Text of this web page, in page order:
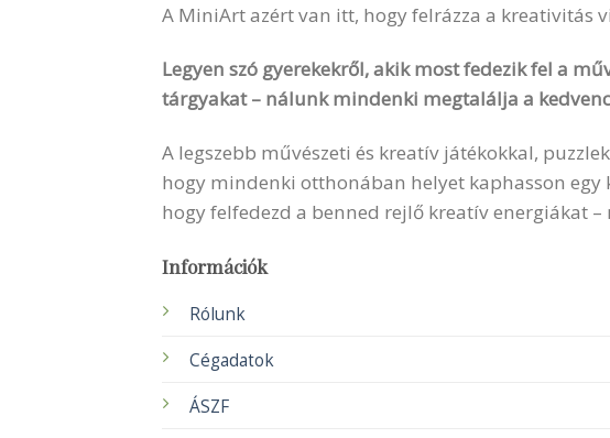
A MiniArt azért van itt, hogy felrázza a
Legyen szó gyerekekről, akik most fedezik fel a
tárgyakat – nálunk mindenki megtalálja a
A legszebb művészeti és kreatív játékokkal,
hogy mindenki otthonában helyet kaphasson egy
hogy felfedezd a benned rejlő kreatív energiákat
Információk
Rólunk
Cégadatok
ÁSZF